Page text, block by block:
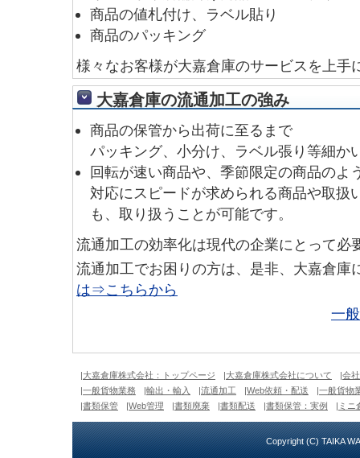
商品の値札付け、ラベル貼り
商品のパッキング
様々なお客様が大嘉倉庫のサービスを上手
大嘉倉庫の流通加工の強み
商品の保管から出荷に至るまで
パッキング、小分け、ラベル張り等細か
回転が速い商品や、季節限定の商品のよ
対応にスピードが求められる商品や取扱
も、取り扱うことが可能です。
流通加工の効率化は現代の企業にとって必
流通加工でお困りの方は、是非、大嘉倉庫
は⇒こちらから
一
|大嘉倉庫株式会社：トップページ |大嘉倉庫株式会社について
|会
|一般貨物業務
|輸出・輸入 |流通加工 |Web依頼・配送
|一般貨物
|書類保管
|Web管理 |書類廃棄 |書類配送 |書類保管：実例 |ミニ
Copyright (C)TAIKA